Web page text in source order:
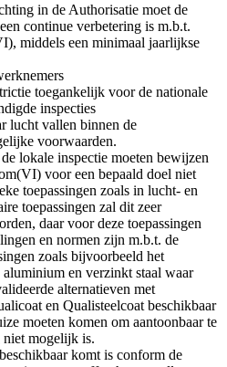
in de Authorisatie moet de
continue verbetering is m.b.t.
middels een minimaal jaarlijkse
toegankelijk voor de nationale
inspecties
lucht vallen binnen de
voorwaarden.
lokale inspectie moeten bewijzen
voor een bepaald doel niet
toepassingen zoals in lucht- en
toepassingen zal dit zeer
daar voor deze toepassingen
en normen zijn m.b.t. de
zoals bijvoorbeeld het
en verzinkt staal waar
alternatieven met
en Qualisteelcoat beschikbaar
moeten komen om aantoonbaar te
niet mogelijk is.
komt is conform de